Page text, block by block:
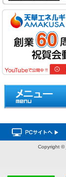
Copyright ©